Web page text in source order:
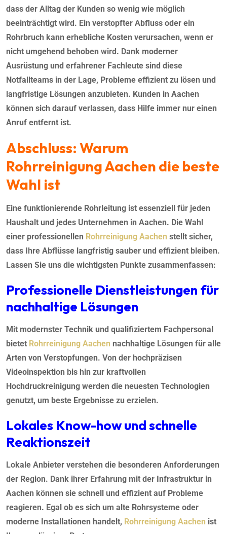
dass der Alltag der Kunden so wenig wie möglich
beeinträchtigt wird. Ein verstopfter Abfluss oder ein
Rohrbruch kann erhebliche Kosten verursachen, wenn er
nicht umgehend behoben wird. Dank moderner
Ausrüstung und erfahrener Fachleute sind diese
Notfallteams in der Lage, Probleme effizient zu lösen und
langfristige Lösungen anzubieten. Kunden in Aachen
können sich darauf verlassen, dass Hilfe immer nur einen
Anruf entfernt ist.
Abschluss: Warum
Rohrreinigung Aachen die beste
Wahl ist
Eine funktionierende Rohrleitung ist essenziell für jeden
Haushalt und jedes Unternehmen in Aachen. Die Wahl
einer professionellen Rohrreinigung Aachen stellt sicher,
dass Ihre Abflüsse langfristig sauber und effizient bleiben.
Lassen Sie uns die wichtigsten Punkte zusammenfassen:
Professionelle Dienstleistungen für
nachhaltige Lösungen
Mit modernster Technik und qualifiziertem Fachpersonal
bietet Rohrreinigung Aachen nachhaltige Lösungen für alle
Arten von Verstopfungen. Von der hochpräzisen
Videoinspektion bis hin zur kraftvollen
Hochdruckreinigung werden die neuesten Technologien
genutzt, um beste Ergebnisse zu erzielen.
Lokales Know-how und schnelle
Reaktionszeit
Lokale Anbieter verstehen die besonderen Anforderungen
der Region. Dank ihrer Erfahrung mit der Infrastruktur in
Aachen können sie schnell und effizient auf Probleme
reagieren. Egal ob es sich um alte Rohrsysteme oder
moderne Installationen handelt, Rohrreinigung Aachen ist